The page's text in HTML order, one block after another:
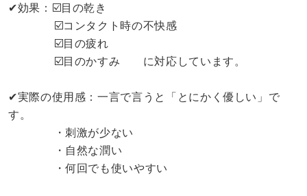
✔︎効果：☑️目の乾き
☑️コンタクト時の不快感
☑️目の疲れ
☑️目のかすみ に対応しています。
✔︎実際の使用感：一言で言うと「とにかく優しい」で
す。
・刺激が少ない
・自然な潤い
・何回でも使いやすい